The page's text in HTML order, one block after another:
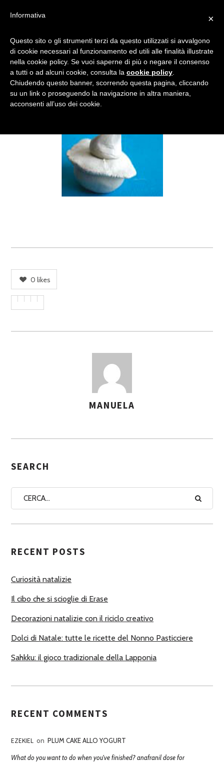
IMMAGINE DUE
0 likes
S
G
A
U
O
I
MANUELA
SEARCH
RECENT POSTS
Curiosità natalizie
Il cibo che si scioglie di Erase
Decorazioni natalizie con il riciclo creativo
Dolci di Natale: tutte le ricette del Nonno Pasticciere
Sahkku: il gioco tradizionale della Lapponia
RECENT COMMENTS
EZEKIEL on PLUM CAKE ALLO YOGURT
What do you want to do when you've finished? anafranil dose for
×
Informativa
Questo sito o gli strumenti terzi da questo utilizzati si avvalgono
di cookie necessari al funzionamento ed utili alle finalità illustrate
nella cookie policy. Se vuoi saperne di più o negare il consenso
a tutti o ad alcuni cookie, consulta la cookie policy
Chiudendo questo banner, scorrendo questa pagina, cliccando
su un link o proseguendo la navigazione in altra maniera,
acconsenti all’uso dei cookie.